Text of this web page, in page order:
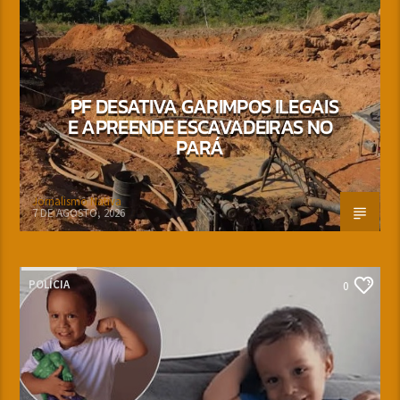
PF DESATIVA GARIMPOS ILEGAIS
E APREENDE ESCAVADEIRAS NO
PARÁ
Jornalismo Nativa
7 DE AGOSTO, 2026
POLÍCIA 0